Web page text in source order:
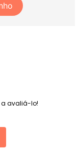
a avaliá-lo!